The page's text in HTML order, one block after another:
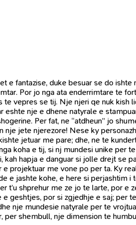
e fantazise, duke besuar se do
Por jo nga ata enderrimtare te
vepres se tij. Nje njeri qe nuk kish
nje e dhene natyrale e
Per fat, ne “atdheun” jo
jete njerezore! Nese ky
jetuar me pare; dhe, ne te
koha e tij, si nj mundesi unike
hapja e danguar si jolle drejt se
projektuar me vone po per ta. Ky
e jashte kohe, e here si perjashtim
shprehur me ze jo te larte, por e
geshtjes, por si zgjedhje e saj; per
nje mundesie natyrale per te
shembull, nje dimension te